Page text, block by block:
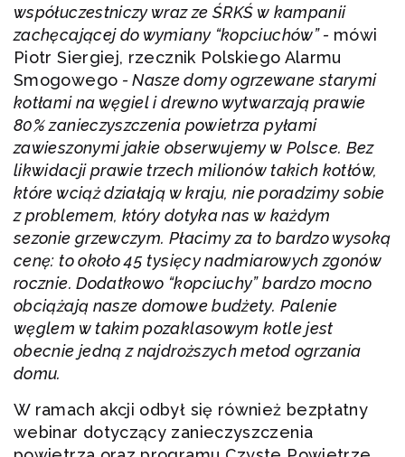
współuczestniczy wraz ze ŚRKŚ w kampanii
zachęcającej do wymiany “kopciuchów” - mówi
Piotr Siergiej, rzecznik Polskiego Alarmu
Smogowego - Nasze domy ogrzewane starymi
kotłami na węgiel i drewno wytwarzają prawie
80% zanieczyszczenia powietrza pyłami
zawieszonymi jakie obserwujemy w Polsce. Bez
likwidacji prawie trzech milionów takich kotłów,
które wciąż działają w kraju, nie poradzimy sobie
z problemem, który dotyka nas w każdym
sezonie grzewczym. Płacimy za to bardzo wysoką
cenę: to około 45 tysięcy nadmiarowych zgonów
rocznie. Dodatkowo “kopciuchy” bardzo mocno
obciążają nasze domowe budżety. Palenie
węglem w takim pozaklasowym kotle jest
obecnie jedną z najdroższych metod ogrzania
domu.
W ramach akcji odbył się również bezpłatny
webinar dotyczący zanieczyszczenia